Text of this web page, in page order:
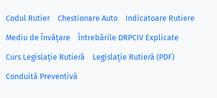
Codul Rutier Chestionare Auto Indicatoare Rutiere
Mediu de Învățare Întrebările DRPCIV Explicate
Curs Legislație Rutieră Legislație Rutieră (PDF)
Conduită Preventivă